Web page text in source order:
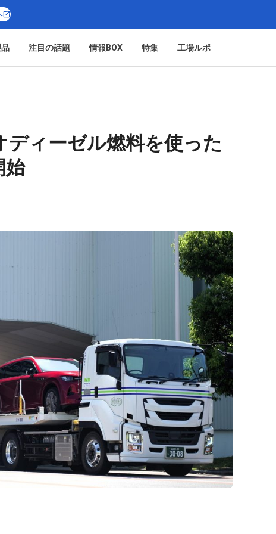
注目の話題 情報BOX 特集 工場ルポ
ィーゼル燃料を使った
始